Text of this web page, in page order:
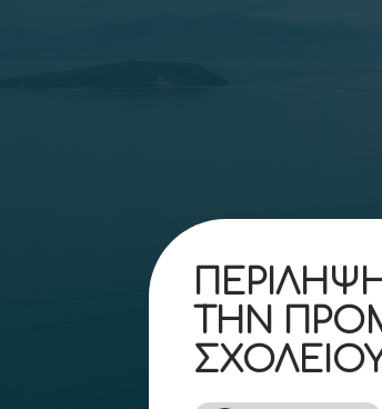
ΤΗΝ